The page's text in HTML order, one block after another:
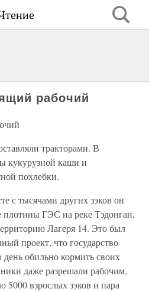
рабочий
тракторами. В
кукурузной каши и
похлебки.
с тысячами других зэков он
плотины ГЭС на реке Тэдонган,
Лагеря 14. Это был
проект, что государство
обильно кормить своих
даже разрешали рабочим,
5000 взрослых зэков и пара